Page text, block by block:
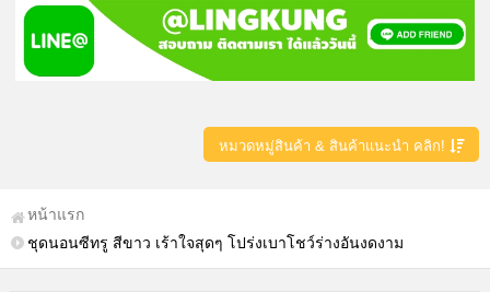
หมวดหมู่สินค้า & สินค้าแนะนำ คลิก!
หน้าแรก
ชุดนอนซีทรู สีขาว เร้าใจสุดๆ โปร่งเบาโชว์ร่างอันงดงาม